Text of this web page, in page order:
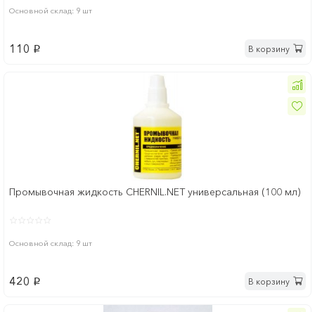
Основной склад: 9 шт
110 p В корзину
Промывочная жидкость CHERNIL.NET универсальная (100 мл)
Основной склад: 9 шт
420 p В корзину